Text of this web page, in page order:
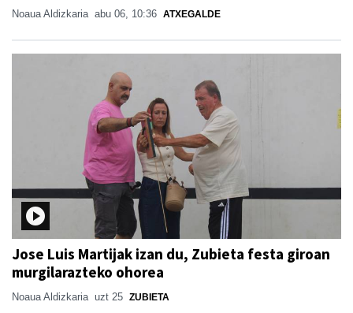
Noaua Aldizkaria abu 06, 10:36 ATXEGALDE
Jose Luis Martijak izan du, Zubieta festa giroan
murgilarazteko ohorea
Noaua Aldizkaria uzt 25 ZUBIETA